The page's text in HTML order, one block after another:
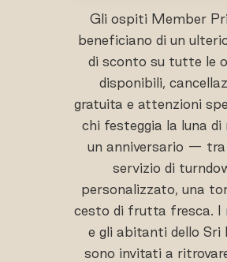
Gli ospiti Member
beneficiano di un
di sconto su tutte le
disponibili,
gratuita e attenzioni
chi festeggia la luna di
un anniversario — tra
servizio di
personalizzato, una
cesto di frutta fresca. I
e gli abitanti dello Sri
sono invitati a